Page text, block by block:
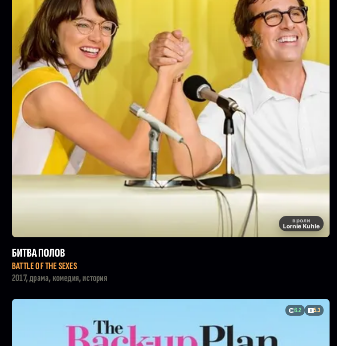
в роли
Lornie Kuhle
БИТВА ПОЛОВ
BATTLE OF THE SEXES
2017, драма, комедия, история
6.2 5.3